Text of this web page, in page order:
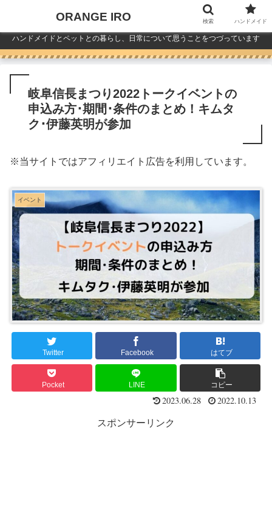
ハンドメイドとペットとの暮らし、日常について思うことをつづっています
岐阜信長まつり2022トークイベントの
申込み方･期間･条件のまとめ！キムタ
ク･伊藤英明が参加
※当サイトではアフィリエイト広告を利用しています。
イベント
Twitter Facebook はてブ
Pocket LINE コピー
2023.06.28 2022.10.13
スポンサーリンク
ORANGE IRO 検索 ハンドメイド